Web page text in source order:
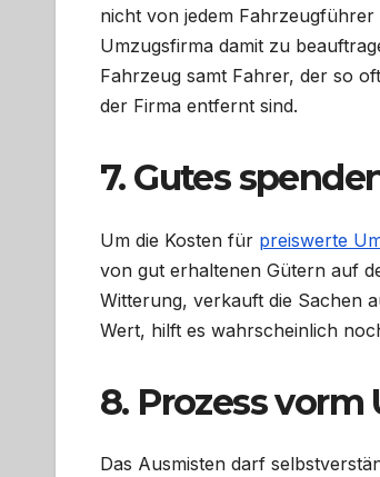
nicht von jedem Fahrzeugführer
Umzugsfirma damit zu
Fahrzeug samt Fahrer, der so
der Firma entfernt sind.
7. Gutes
Um die Kosten für preiswerte
von gut erhaltenen Gütern auf
Witterung, verkauft die Sachen
Wert, hilft es wahrscheinlich
8. Prozess
Das Ausmisten darf